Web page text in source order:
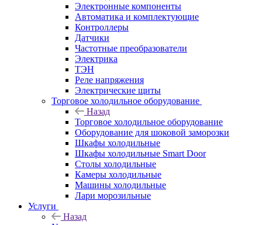
Электронные компоненты
Автоматика и комплектующие
Контроллеры
Датчики
Частотные преобразователи
Электрика
ТЭН
Реле напряжения
Электрические щиты
Торговое холодильное оборудование
Назад
Торговое холодильное оборудование
Оборудование для шоковой заморозки
Шкафы холодильные
Шкафы холодильные Smart Door
Столы холодильные
Камеры холодильные
Машины холодильные
Лари морозильные
Услуги
Назад